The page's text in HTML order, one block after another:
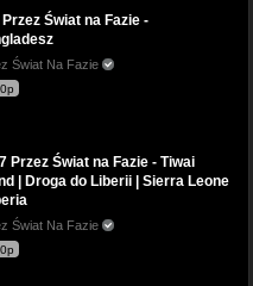
Świat na Fazie -
Świat Na Fazie
Przez Świat na Fazie - Tiwai
| Droga do Liberii | Sierra Leone
Świat Na Fazie